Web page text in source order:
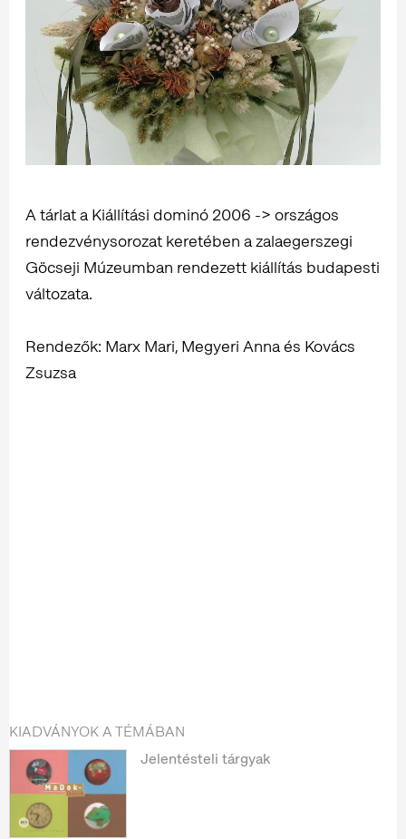
A tárlat a Kiállítási dominó 2006 -> országos
rendezvénysorozat keretében a zalaegerszegi
Göcseji Múzeumban rendezett kiállítás budapesti
változata.
Rendezők: Marx Mari, Megyeri Anna és Kovács
Zsuzsa
KIADVÁNYOK A TÉMÁBAN
Jelentésteli tárgyak